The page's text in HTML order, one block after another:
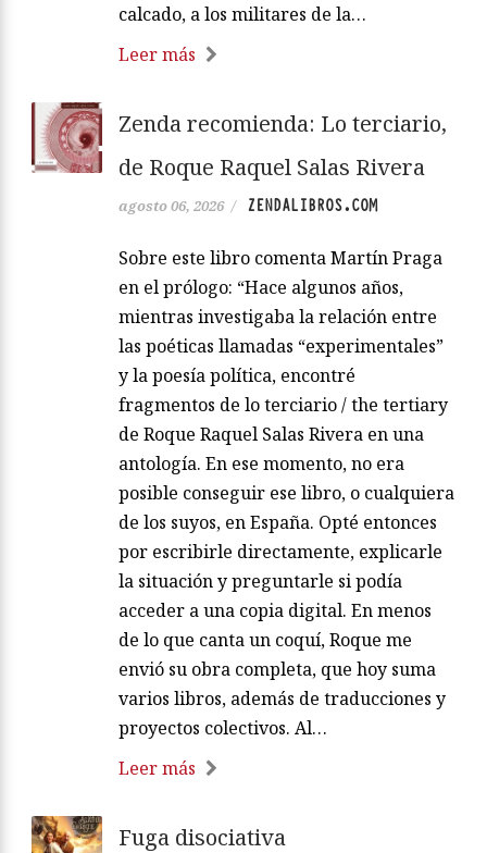
calcado, a los militares de la…
Leer más
Zenda recomienda: Lo terciario,
de Roque Raquel Salas Rivera
agosto 06, 2026 / ZENDALIBROS.COM
Sobre este libro comenta Martín Praga
en el prólogo: “Hace algunos años,
mientras investigaba la relación entre
las poéticas llamadas “experimentales”
y la poesía política, encontré
fragmentos de lo terciario / the tertiary
de Roque Raquel Salas Rivera en una
antología. En ese momento, no era
posible conseguir ese libro, o cualquiera
de los suyos, en España. Opté entonces
por escribirle directamente, explicarle
la situación y preguntarle si podía
acceder a una copia digital. En menos
de lo que canta un coquí, Roque me
envió su obra completa, que hoy suma
varios libros, además de traducciones y
proyectos colectivos. Al…
Leer más
Fuga disociativa